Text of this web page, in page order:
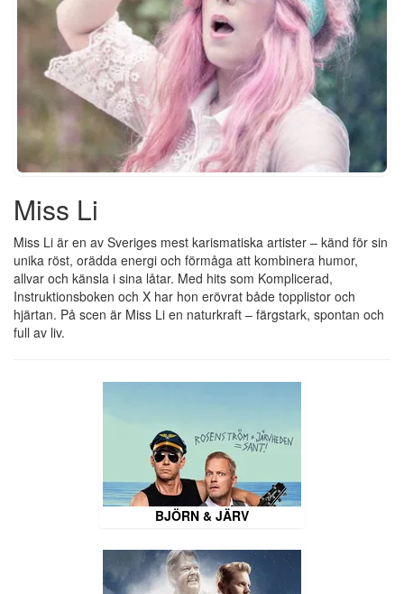
Miss Li
Miss Li är en av Sveriges mest karismatiska artister – känd för sin
unika röst, orädda energi och förmåga att kombinera humor,
allvar och känsla i sina låtar. Med hits som Komplicerad,
Instruktionsboken och X har hon erövrat både topplistor och
hjärtan. På scen är Miss Li en naturkraft – färgstark, spontan och
full av liv.
BJÖRN & JÄRV